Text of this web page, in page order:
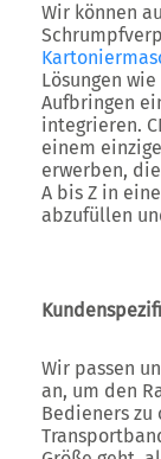
Wir können
Lösungen wie
Aufbringen
integrieren.
einem
erwerben,
A bis Z in
abzufüllen
Wir passen
an, um den
Bedieners zu